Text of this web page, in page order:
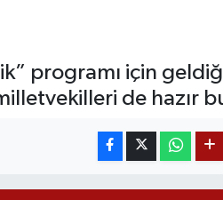
programı için
de hazır